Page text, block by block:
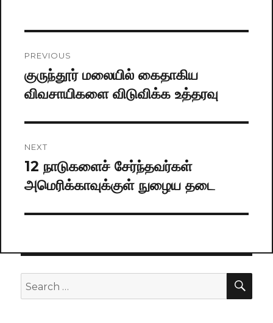
navigation
PREVIOUS
Previous
post:
குருந்தூர் மலையில் கைதாகிய
விவசாயிகளை விடுவிக்க உத்தரவு
NEXT
Next
post:
12 நாடுகளைச் சேர்ந்தவர்கள்
அமெரிக்காவுக்குள் நுழைய தடை
Search
for: